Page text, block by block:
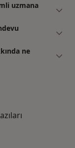
uzmana
ne